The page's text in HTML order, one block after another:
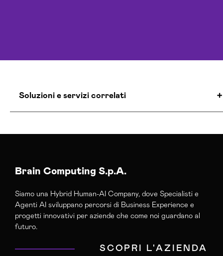
Soluzioni e servizi correlati
Agenzia Posizionamento Seo Imperia
Agenzia Web Marketing Imperia
Campagne Adv Social Imperia
Campagne Advertising Imperia
Campagne Native Advertising Imperia
Brain Computing S.p.A.
Siamo una Hybrid Human-AI Company, dove Specialisti e
Agenti AI sviluppano percorsi di Business Experience e
progetti innovativi per aziende che come noi guardano al
futuro.
SCOPRI L'AZIENDA